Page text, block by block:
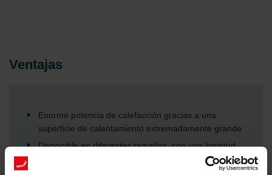
Ventajas
Enorme potencia de calefacción gracias a una
superficie de calentamiento extremadamente grande
Disponible en diferentes tamaños, con una longitud
de hasta 2000 mm y un diámetro de hasta 133 mm